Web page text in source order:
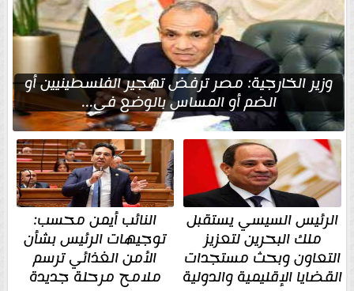
وزير الخارجية: مصر ترفض تهجير الفلسطينيين أو
الضم أو المساس بالوضع في...
الرئيس السيسي يستقبل
ملك البحرين لتعزيز
التعاون وبحث مستجدات
القضايا الإقليمية والدولية
النائب أيمن محسب:
توجيهات الرئيس بشأن
الأمن الغذائي ترسم
ملامح مرحلة جديدة